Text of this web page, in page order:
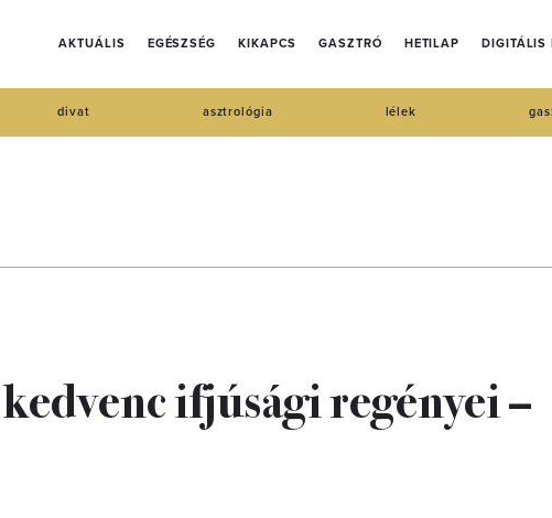
AKTUÁLIS EGÉSZSÉG KIKAPCS GASZTRÓ HETILAP DIGITÁLIS
divat asztrológia lélek
ifjúsági regényei –